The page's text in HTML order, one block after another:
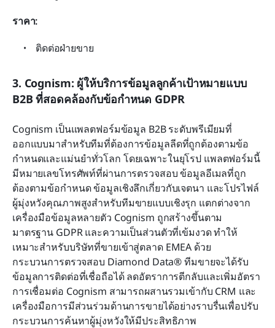
ราคา:
ติดต่อฝ่ายขาย
3. Cognism: ผู้ให้บริการข้อมูลลูกค้าเป้าหมายแบบ
B2B ที่สอดคล้องกับข้อกำหนด GDPR
Cognism เป็นแพลตฟอร์มข้อมูล B2B ระดับพรีเมียมที่
ออกแบบมาสำหรับทีมที่ต้องการข้อมูลลีดที่ถูกต้องตามข้อ
กำหนดและแม่นยำทั่วโลก โดยเฉพาะในยุโรป แพลตฟอร์มนี้
มีหมายเลขโทรศัพท์ที่ผ่านการตรวจสอบ ข้อมูลอีเมลที่ถูก
ต้องตามข้อกำหนด ข้อมูลเชิงลึกเกี่ยวกับเจตนา และโปรไฟล์
ผู้มุ่งหวังคุณภาพสูงสำหรับทีมขายแบบเชิงรุก แตกต่างจาก
เครื่องมือข้อมูลหลายตัว Cognism ถูกสร้างขึ้นตาม
มาตรฐาน GDPR และความเป็นส่วนตัวที่เข้มงวด ทำให้
เหมาะสำหรับบริษัทที่ขายเข้าสู่ตลาด EMEA ด้วย
กระบวนการตรวจสอบ Diamond Data® ทีมขายจะได้รับ
ข้อมูลการติดต่อที่เชื่อถือได้ ลดอัตราการตีกลับและเพิ่มอัตรา
การเชื่อมต่อ Cognism สามารถผสานรวมเข้ากับ CRM และ
เครื่องมือการมีส่วนร่วมด้านการขายได้อย่างราบรื่นเพื่อปรับ
กระบวนการค้นหาผู้มุ่งหวังให้มีประสิทธิภาพ